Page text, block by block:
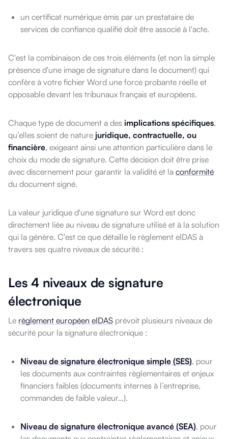
un certificat numérique émis par un prestataire de
services de confiance qualifié doit être associé à l'acte.
C'est la combinaison de ces trois éléments (et non la simple
présence d'une image de signature dans le document) qui
confère à votre fichier Word une force probante réelle et
opposable devant les tribunaux français et européens.
Chaque type de document a des implications spécifiques,
qu’elles soient de nature juridique, contractuelle, ou
financière, exigeant ainsi une attention particulière dans le
choix du mode de signature. Cette décision doit être prise
avec discernement pour garantir la validité et la conformité
du document signé.
La valeur juridique d'une signature sur Word est donc
directement liée au niveau de signature utilisé et à la solution
qui la génère. C'est ce que détaille le règlement eIDAS à
travers ses quatre niveaux de sécurité :
Les 4 niveaux de signature
électronique
Le règlement européen eIDAS prévoit plusieurs niveaux de
sécurité pour la signature électronique :
Niveau de signature électronique simple (SES), pour
les documents aux contraintes règlementaires et enjeux
financiers faibles (documents internes à l’entreprise,
commandes de faible valeur…).
Niveau de signature électronique avancé (SEA), pour